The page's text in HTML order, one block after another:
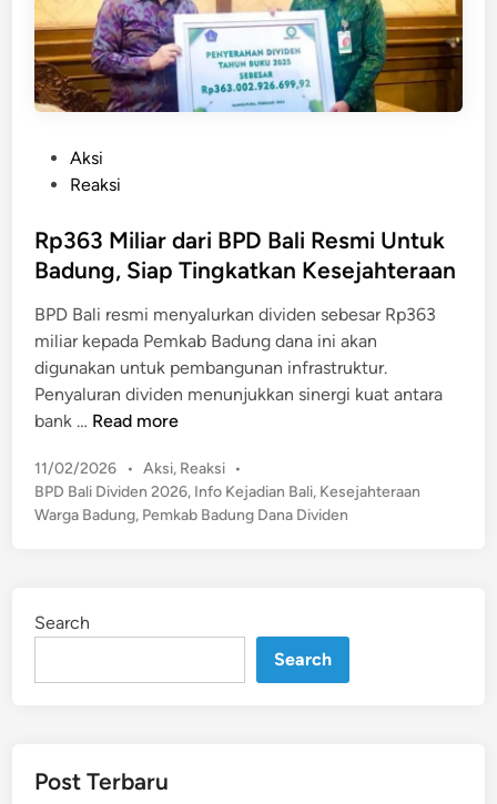
t
e
i
n
Aksi
Reaksi
Rp363 Miliar dari BPD Bali Resmi Untuk
Badung, Siap Tingkatkan Kesejahteraan
BPD Bali resmi menyalurkan dividen sebesar Rp363
miliar kepada Pemkab Badung dana ini akan
digunakan untuk pembangunan infrastruktur.
Penyaluran dividen menunjukkan sinergi kuat antara
bank … R
3
6
3
i
r
i
Read more
11/02/2026 • P
o
s
Aksi, Reaksi •
BPD Bali Dividen 2026, Info Kejadian Bali, Kesejahteraan
Warga Badung, Pemkab Badung Dana Dividen
Search
Search
Post Terbaru